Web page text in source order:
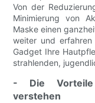
Von der
Minimierung von
Maske einen
weiter und
Gadget Ihre
strahlenden,
- Die Vorteile
verstehen